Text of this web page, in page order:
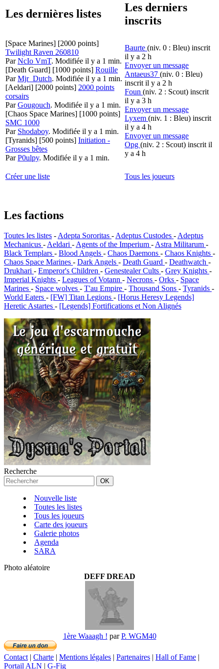
Les dernières listes
Les derniers
inscrits
[Space Marines] [2000 points]
Twilight Raven 260810
ParNcIo VmT. Modifiée il y a 1 min.
[Death Guard] [1000 points] Rouille
ParMjr_Dutch. Modifiée il y a 1 min.
[Aeldari] [2000 points] 2000 points
corsairs
ParGougouch. Modifiée il y a 1 min.
[Chaos Space Marines] [1000 points]
SMC 1000
Par Shodaboy. Modifiée il y a 1 min.
[Tyranids] [500 points] Initiation -
Grosses bêtes
ParP0ulpy. Modifiée il y a 1 min.
Baurte (niv. 0 : Bleu) inscrit
il y a 2 h
Envoyer un message
Antaeus37 (niv. 0 : Bleu)
inscrit il y a 2 h
Foun (niv. 2 : Scout) inscrit
il y a 3 h
Envoyer un message
Lyxem (niv. 1 : Bleu) inscrit
il y a 4 h
Envoyer un message
Opg (niv. 2 : Scout) inscrit il
y a 4 h
Créer une liste Tous les joueurs
Les factions
Toutes les listes -Adepta Sororitas -Adeptus Custodes -Adeptus
Mechanicus -Aeldari -Agents of the Imperium -Astra Militarum -
Black Templars - Blood Angels - Chaos Daemons - Chaos Knights -
Chaos Space Marines - Dark Angels - Death Guard - Deathwatch -
Drukhari - Emperor's Children - Genestealer Cults - Grey Knights -
Imperial Knights - Leagues of Votann - Necrons - Orks - Space
Marines - Space wolves - T'au Empire - Thousand Sons - Tyranids -
World Eaters - [FW] Titan Legions - [Horus Heresy Legends]
Heretic Astartes - [Legends] Fortifications et Non Alignés
Recherche
Nouvelle liste
Toutes les listes
Tous les joueurs
Carte des joueurs
Galerie photos
Agenda
SARA
Photo aléatoire
DEFF DREAD
1ère Waaagh ! parP. WGM40
Contact| Charte | Mentions légales | Partenaires | Hall of Fame |
Portail ALN | G-Fig